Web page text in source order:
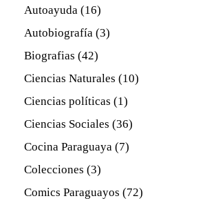
Autoayuda (16)
Autobiografía (3)
Biografias (42)
Ciencias Naturales (10)
Ciencias políticas (1)
Ciencias Sociales (36)
Cocina Paraguaya (7)
Colecciones (3)
Comics Paraguayos (72)